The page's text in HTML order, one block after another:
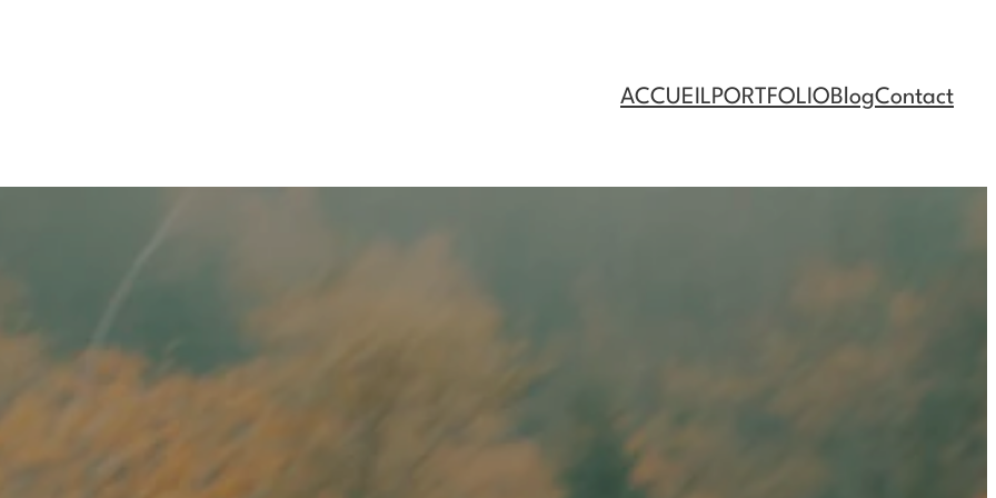
ACCUEILPORTFOLIOBlogContact